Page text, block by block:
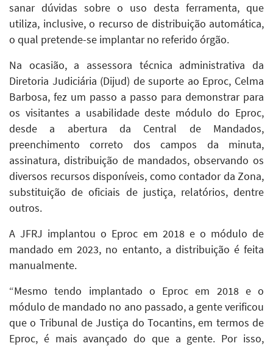
sanar dúvidas sobre o uso desta ferramenta, que
utiliza, inclusive, o recurso de distribuição automática,
o qual pretende-se implantar no referido órgão.
Na ocasião, a assessora técnica administrativa da
Diretoria Judiciária (Dijud) de suporte ao Eproc, Celma
Barbosa, fez um passo a passo para demonstrar para
os visitantes a usabilidade deste módulo do Eproc,
desde a abertura da Central de Mandados,
preenchimento correto dos campos da minuta,
assinatura, distribuição de mandados, observando os
diversos recursos disponíveis, como contador da Zona,
substituição de oficiais de justiça, relatórios, dentre
outros.
A JFRJ implantou o Eproc em 2018 e o módulo de
mandado em 2023, no entanto, a distribuição é feita
manualmente.
“Mesmo tendo implantado o Eproc em 2018 e o
módulo de mandado no ano passado, a gente verificou
que o Tribunal de Justiça do Tocantins, em termos de
Eproc, é mais avançado do que a gente. Por isso,